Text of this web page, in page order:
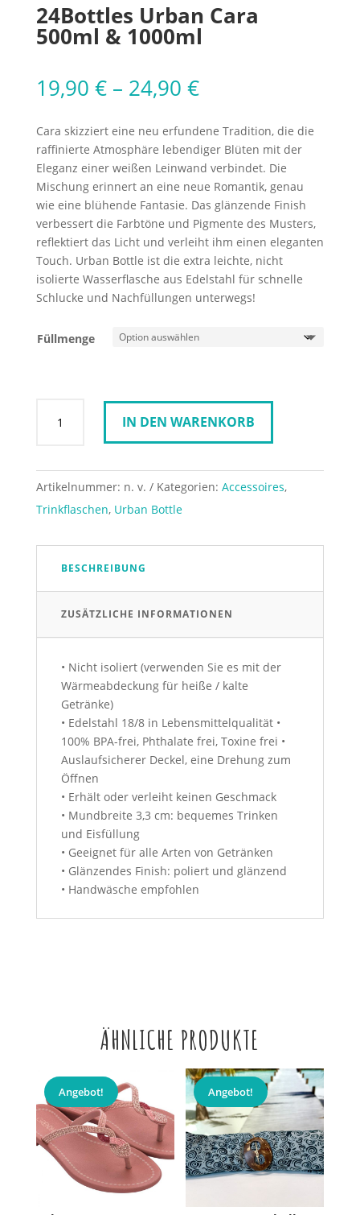
24Bottles Urban Cara
500ml & 1000ml
19,90 €– 24,90 €
Cara skizziert eine neu erfundene Tradition, die die
raffinierte Atmosphäre lebendiger Blüten mit der
Eleganz einer weißen Leinwand verbindet. Die
Mischung erinnert an eine neue Romantik, genau
wie eine blühende Fantasie. Das glänzende Finish
verbessert die Farbtöne und Pigmente des Musters,
reflektiert das Licht und verleiht ihm einen eleganten
Touch. Urban Bottle ist die extra leichte, nicht
isolierte Wasserflasche aus Edelstahl für schnelle
Schlucke und Nachfüllungen unterwegs!
Füllmenge
Urban
&
Menge
IN DEN WARENKORB
Artikelnummer: n. v. Kategorien: Accessoires,
Trinkflaschen, Urban Bottle
BESCHREIBUNG
ZUSÄTZLICHE INFORMATIONEN
• Nicht isoliert (verwenden Sie es mit der
Wärmeabdeckung für heiße / kalte
Getränke)
• Edelstahl 18/8 in Lebensmittelqualität •
100% BPA-frei, Phthalate frei, Toxine frei •
Auslaufsicherer Deckel, eine Drehung zum
Öffnen
• Erhält oder verleiht keinen Geschmack
• Mundbreite 3,3 cm: bequemes Trinken
und Eisfüllung
• Geeignet für alle Arten von Getränken
• Glänzendes Finish: poliert und glänzend
• Handwäsche empfohlen
ÄHNLICHE PRODUKTE
Angebot! Angebot!